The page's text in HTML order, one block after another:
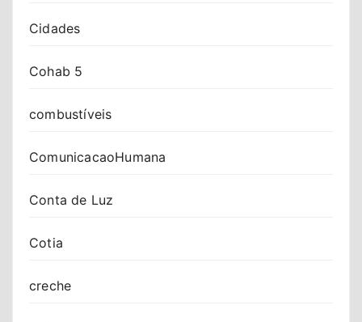
Cidades
Cohab 5
combustíveis
ComunicacaoHumana
Conta de Luz
Cotia
creche